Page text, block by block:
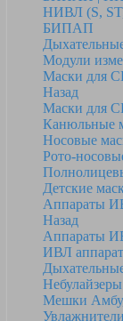
НИВЛ (S,
БИПАП
Модули
Маски
Назад
Маски
Канюльные
Носовые
Рото-
Детские
Аппараты
Назад
Аппараты
ИВЛ
Мешки